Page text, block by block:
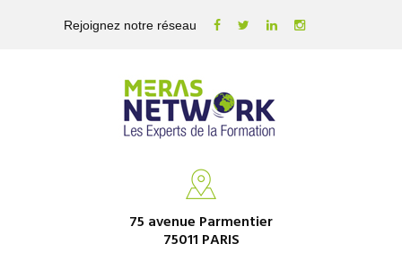
Rejoignez notre réseau
75 avenue Parmentier
75011 PARIS